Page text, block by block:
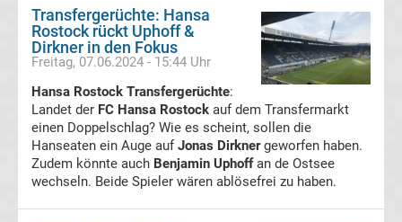
Augsburg
Transfergerüchte
FC
Erzgebirge
Aue
Transfergerüchte: Hansa
Rostock rückt Uphoff &
Dirkner in den Fokus
Freitag, 07.06.2024 - 15:44 Uhr
Hansa Rostock Transfergerüchte:
Landet der FC Hansa Rostock auf dem Transfermarkt
einen Doppelschlag? Wie es scheint, sollen die
Hanseaten ein Auge aufJonas Dirknergeworfen haben.
Zudem könnte auch Benjamin Uphoffan de Ostsee
wechseln. Beide Spieler wären ablösefrei zu haben.